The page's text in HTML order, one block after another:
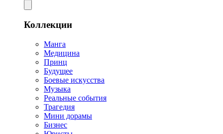
Коллекции
Манга
Медицина
Принц
Будущее
Боевые искусства
Музыка
Реальные события
Трагедия
Мини дорамы
Бизнес